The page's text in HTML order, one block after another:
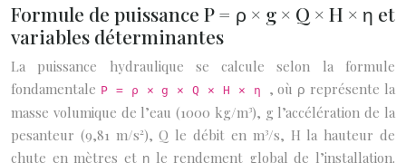
Formule de puissance P = ρ × g × Q × H × η et
variables déterminantes
La puissance hydraulique se calcule selon la formule
fondamentale P = ρ × g × Q × H × η , où ρ représente la
masse volumique de l’eau (1000 kg/m³), g l’accélération de la
pesanteur (9,81 m/s²), Q le débit en m³/s, H la hauteur de
chute en mètres et η le rendement global de l’installation.